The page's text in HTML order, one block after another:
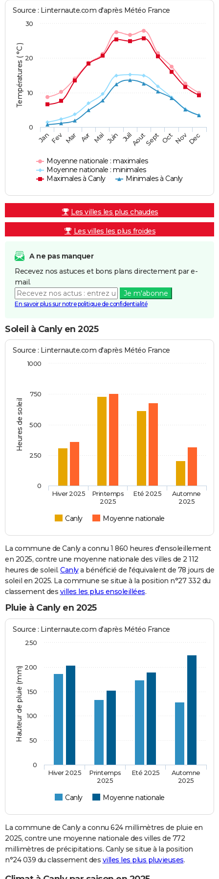
Températures ( °C )
Source : Linternaute.com d'après Météo France
Moyenne nationale : maximales
Moyenne nationale : minimales
Maximales à Canly
Minimales à Canly
JanFev Mar Avr Mai Juin JuilAoutSept OctNovDec
0
10
20
30
Les villes les plus chaudes
Les villes les plus froides
A ne pas manquer
Recevez nos astuces et bons plans directement par e-
mail.
Je m'abonne
En savoir plus sur notre politique de confidentialité
Soleil à Canly en 2025
Heures de soleil
Source : Linternaute.com d'après Météo France
Canly Moyenne nationale
Hiver 2025
Printemps
2025
Eté 2025
Automne
2025
0
250
500
750
1000
La commune de Canly a connu 1 860 heures d'ensoleillement
en 2025, contre une moyenne nationale des villes de 2 112
heures de soleil. Canlya bénéficié de l'équivalent de 78 jours de
soleil en 2025. La commune se situe à la position n°27 332 du
classement des villes les plus ensoleillées.
Pluie à Canly en 2025
Hauteur de pluie (mm)
Source : Linternaute.com d'après Météo France
Canly Moyenne nationale
Hiver 2025
Printemps
2025
Eté 2025
Automne
2025
0
50
100
150
200
250
La commune de Canly a connu 624 millimètres de pluie en
2025, contre une moyenne nationale des villes de 772
millimètres de précipitations. Canly se situe à la position
n°24 039 du classement des villes les plus pluvieuses.